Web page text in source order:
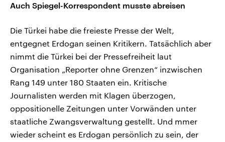
Auch Spiegel-Korrespondent musste abreisen
Die Türkei habe die freieste Presse der Welt,
entgegnet Erdogan seinen Kritikern. Tatsächlich aber
nimmt die Türkei bei der Pressefreiheit laut
Organisation „Reporter ohne Grenzen“ inzwischen
Rang 149 unter 180 Staaten ein. Kritische
Journalisten werden mit Klagen überzogen,
oppositionelle Zeitungen unter Vorwänden unter
staatliche Zwangsverwaltung gestellt. Und mmer
wieder scheint es Erdogan persönlich zu sein, der